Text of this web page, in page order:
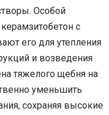
Особой
с
его для утепления
и возведения
тяжелого щебня на
уменьшить
сохраняя высокие